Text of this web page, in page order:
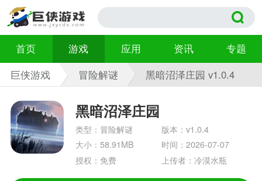
首页 游戏 应用 资讯
专题
巨侠游戏
冒险解谜 黑暗沼泽庄园 v1.0.4
黑暗沼泽庄园
类型：冒险解谜
版本：v1.0.4
大小：58.91MB
时间：2026-07-07
授权：免费
上传者：冷漠水瓶